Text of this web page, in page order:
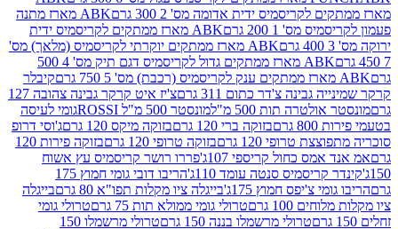
לקריסמיס ידית אדומה מס' 2 300 גרם
ABK מארז מתנה
מס' 1 200 גרם
ABK מארז ממתקים לקריסמיס ידית
ABK מארז ממתקים יוקרתי לקריסמיס (מלאך) מס'
ABK מארז ממתקים גדול לקריסמיס דגם תיק מס' 4 500
קיבלר
גבינה צ'דר כתום 311 גרם
צ'יז איט קרקר גבינה צהובה 127
תות 500 מ"ל
מונסטר 500 מ"ל ROSSI
גומי לעיסה
גרם
בזוקה ברי 120 גרם בזוקה מיקס 120 גרם
ג'וסי דרופ
טרופי 120 גרם
בזוקה טרופי 120 גרם
בזוקה פירות 120
כחול קריספי 107ג'
פררו רושר קריסמיס עץ אשוח
סנטה עומד 110ג'
הריבו דובי גומי חמוץ 175
צ'יפס חמוץ 175ג'
בייגלה ציו מקלות תפו"א 80 גרם
בייגלה
100 גרם
טרולי גומי ממולא תות 75 גרם
טרולי גומי
טרולי מרשמלו בננה 150 גרם
טרולי מרשמלו 150